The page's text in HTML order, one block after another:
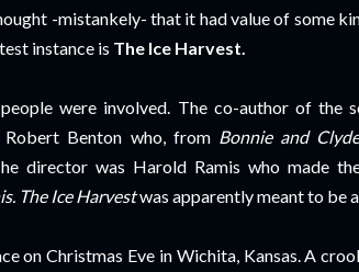
-mistankely- that it had value of some
instance is The Ice Harvest.
were involved. The co-author of the
Robert Benton who, from Bonnie and
director was Harold Ramis who made
The Ice Harvestwas apparently meant to be
on Christmas Eve in Wichita, Kansas. A